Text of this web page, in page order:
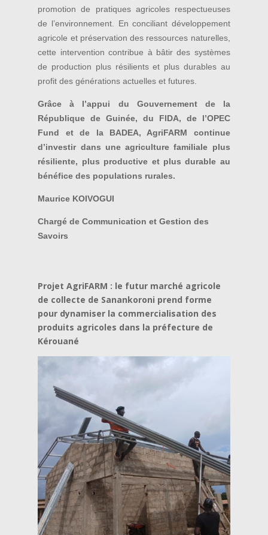
promotion de pratiques agricoles respectueuses
de l’environnement. En conciliant développement
agricole et préservation des ressources naturelles,
cette intervention contribue à bâtir des systèmes
de production plus résilients et plus durables au
profit des générations actuelles et futures.
Grâce à l’appui du Gouvernement de la
République de Guinée, du FIDA, de l’OPEC
Fund et de la BADEA, AgriFARM continue
d’investir dans une agriculture familiale plus
résiliente, plus productive et plus durable au
bénéfice des populations rurales.
Maurice KOIVOGUI
Chargé de Communication et Gestion des
Savoirs
Projet AgriFARM : le futur marché agricole
de collecte de Sanankoroni prend forme
pour dynamiser la commercialisation des
produits agricoles dans la préfecture de
Kérouané